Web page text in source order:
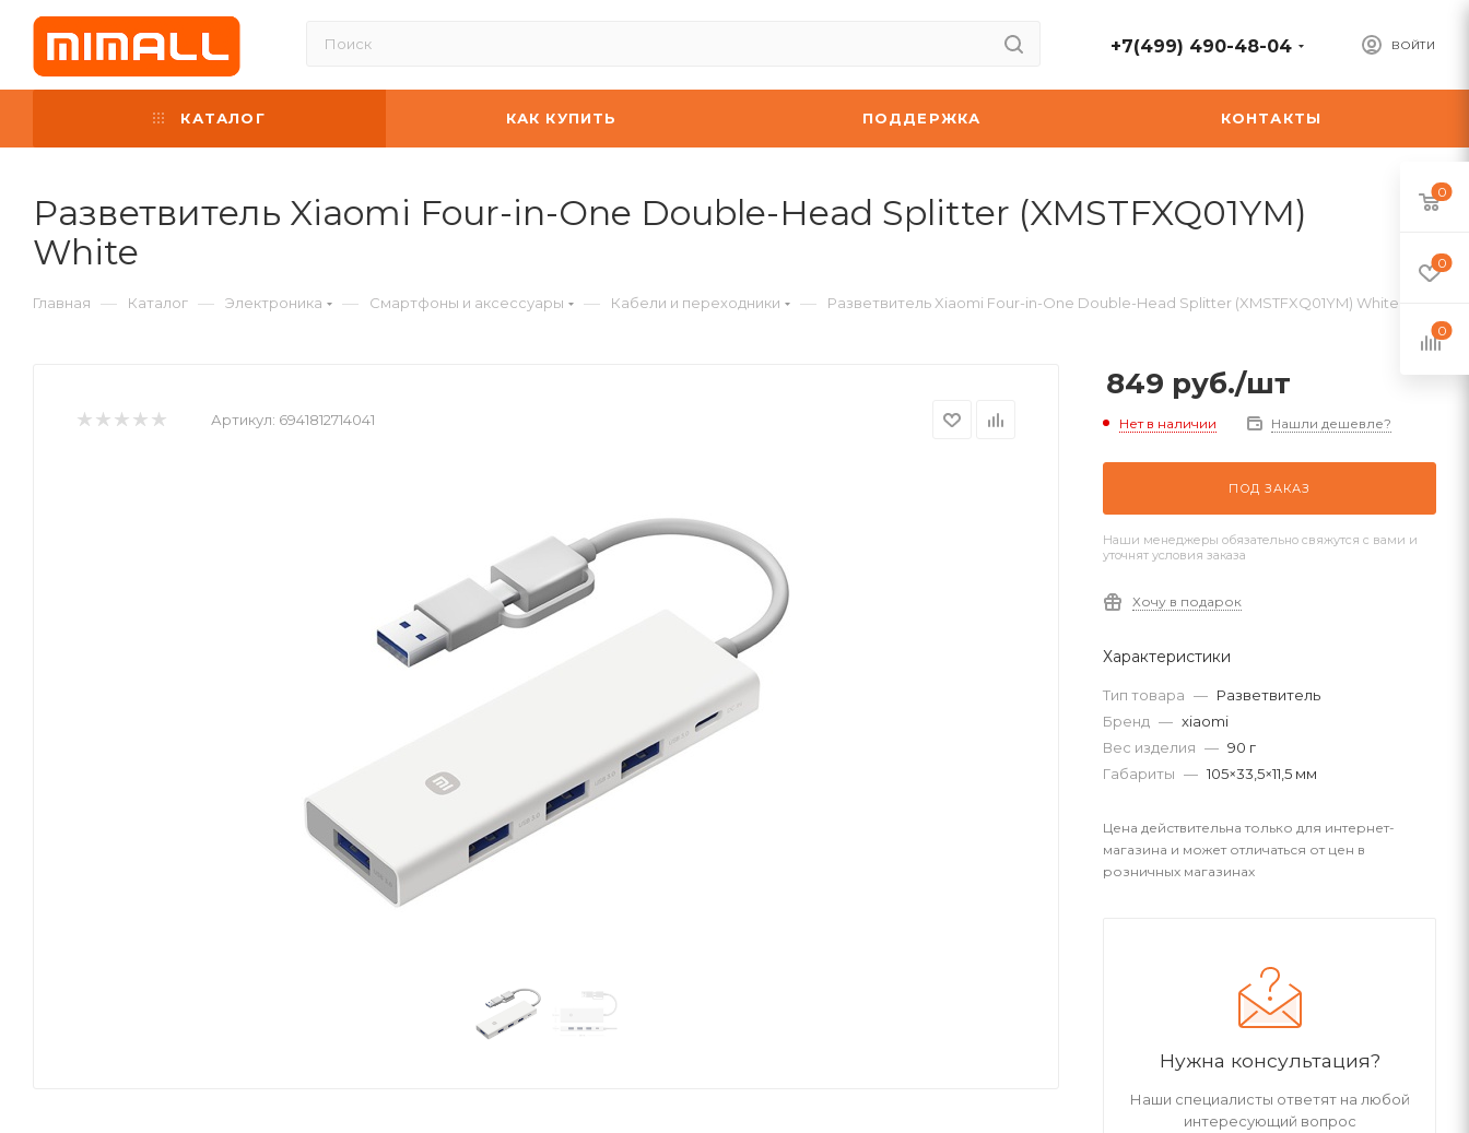
ВОЙТИ
+7(499) 490-48-04
КАТАЛОГ КАК КУПИТЬ ПОДДЕРЖКА КОНТАКТЫ
Разветвитель Xiaomi Four-in-One Double-Head Splitter (XMSTFXQ01YM)
White
Главная — Каталог — Электроника — Смартфоны и аксессуары — Кабели и переходники — Разветвитель Xiaomi Four-in-One Double-Head Splitter (XMSTFXQ01YM) White
Артикул: 6941812714041
849 руб./шт
Нет в наличии Нашли дешевле?
ПОД ЗАКАЗ
Наши менеджеры обязательно свяжутся с вами и
уточнят условия заказа
Хочу в подарок
Характеристики
Тип товара — Разветвитель
Бренд — xiaomi
Вес изделия — 90 г
Габариты — 105×33,5×11,5 мм
Цена действительна только для интернет-
магазина и может отличаться от цен в
розничных магазинах
Нужна консультация?
Наши специалисты ответят на любой
интересующий вопрос
0
0
0